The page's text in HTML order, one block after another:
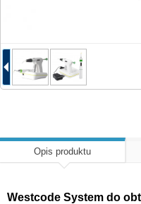
Opis produktu
Westcode System do